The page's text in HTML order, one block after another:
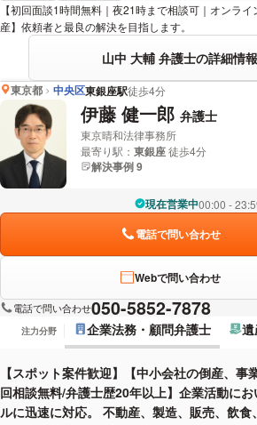
【初回面談1時間無料｜夜21時まで相談可｜オンラ
産】依頼者と最良の解決を目指します。
山中 大輔 弁護士の詳細情
東京都 中央区東銀座駅徒歩4分
伊藤 健一郎 弁護士
東京晴和法律事務所
最寄り駅： 東銀座徒歩4分
解決事例 9
現在営業中00:00 -
電話で問い合わせ
Webで問い合わせ
電話で問い合わせ050-5852-7878
注力分野 企業法務・顧問弁護士 遺
【スポット案件歓迎】【中小会社の倒産、事
回相談無料/弁護士歴20年以上】企業活動に
ルに迅速に対応。 不動産、製造、販売、飲